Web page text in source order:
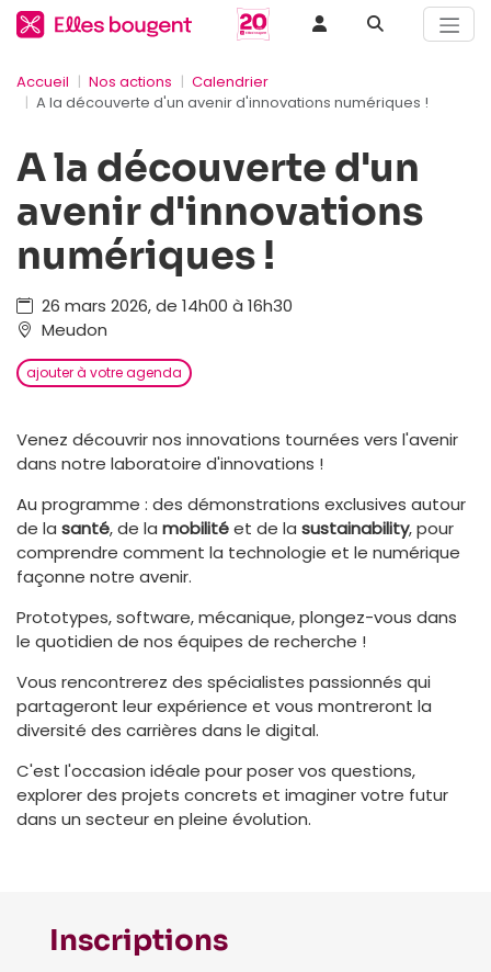
Accueil Nos actions
Calendrier
A la découverte d'un avenir d'innovations numériques !
A la découverte d'un
avenir d'innovations
numériques !
26 mars 2026, de 14h00 à 16h30
Meudon
ajouter à votre agenda
Venez découvrir nos innovations tournées vers l'avenir
dans notre laboratoire d'innovations !
Au programme : des démonstrations exclusives autour
de la santé, de la mobilitéet de la sustainability, pour
comprendre comment la technologie et le numérique
façonne notre avenir.
Prototypes, software, mécanique, plongez-vous dans
le quotidien de nos équipes de recherche !
Vous rencontrerez des spécialistes passionnés qui
partageront leur expérience et vous montreront la
diversité des carrières dans le digital.
C'est l'occasion idéale pour poser vos questions,
explorer des projets concrets et imaginer votre futur
dans un secteur en pleine évolution.
Inscriptions